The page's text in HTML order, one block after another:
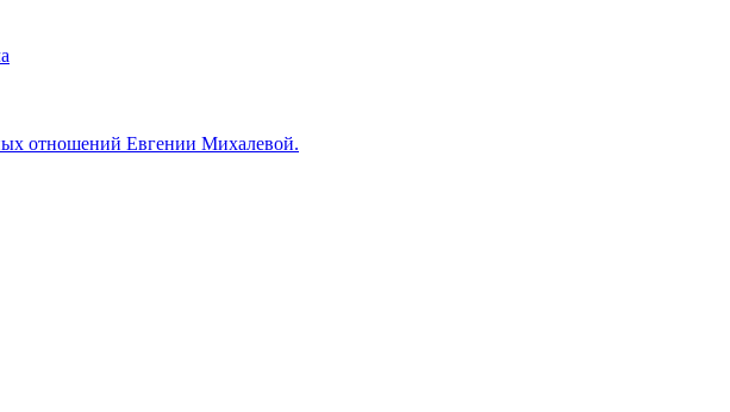
отношений Евгении Михалевой.